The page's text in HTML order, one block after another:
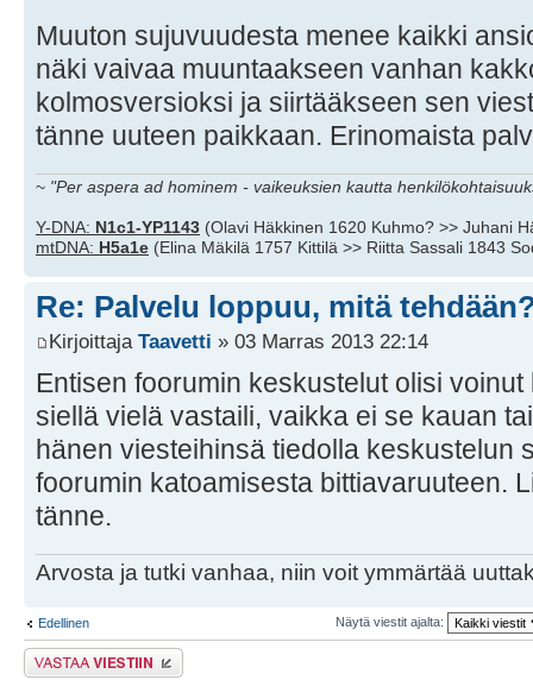
Muuton sujuvuudesta menee kaikki
näki vaivaa muuntaakseen vanhan
kolmosversioksi ja siirtääkseen sen
tänne uuteen paikkaan. Erinomaista
~ "Per aspera ad hominem - vaikeuksien kautta
Y-DNA: N1c1-YP1143 (Olavi Häkkinen 1620 Kuhmo? >> Juhani
mtDNA: H5a1e (Elina Mäkilä 1757 Kittilä >> Riitta Sassali 1843
Re: Palvelu loppuu, mitä
Kirjoittaja Taavetti » 03 Marras 2013 22:14
Entisen foorumin keskustelut olisi
siellä vielä vastaili, vaikka ei se kauan
hänen viesteihinsä tiedolla keskustelun
foorumin katoamisesta bittiavaruuteen.
tänne.
Arvosta ja tutki vanhaa, niin voit ymmärtää
Edellinen Näytä viestit ajalta:
Lähetä vastaus